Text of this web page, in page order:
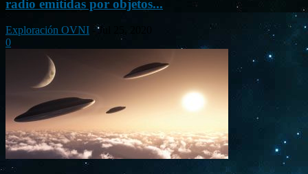
radio emitidas por objetos...
Exploración OVNI - Jul 25, 2020
0